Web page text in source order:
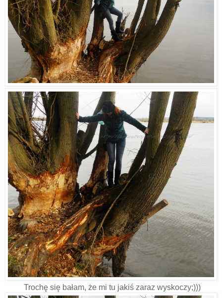
Trochę się bałam, że mi tu jakiś zaraz wyskoczy;)))